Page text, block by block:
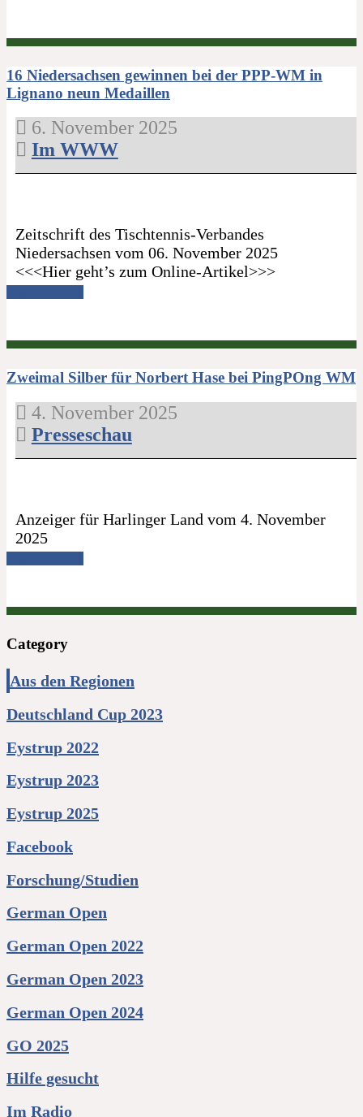
16 Niedersachsen gewinnen bei der PPP-WM in
Lignano neun Medaillen
6. November 2025
Im WWW
Zeitschrift des Tischtennis-Verbandes
Niedersachsen vom 06. November 2025
<<<Hier geht’s zum Online-Artikel>>>
Zweimal Silber für Norbert Hase bei PingPOng WM
4. November 2025
Presseschau
Anzeiger für Harlinger Land vom 4. November
2025
Category
Aus den Regionen
Deutschland Cup 2023
Eystrup 2022
Eystrup 2023
Eystrup 2025
Facebook
Forschung/Studien
German Open
German Open 2022
German Open 2023
German Open 2024
GO 2025
Hilfe gesucht
Im Radio